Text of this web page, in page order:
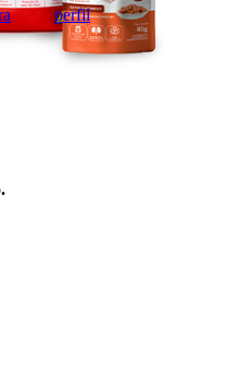
perfil